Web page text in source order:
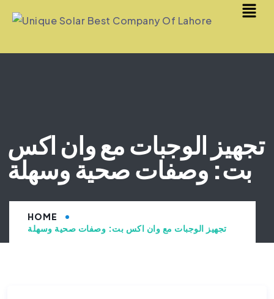
تجهيز الوجبات مع وان اكس
بت: وصفات صحية وسهلة
HOME
تجهيز الوجبات مع وان اكس بت: وصفات صحية وسهلة